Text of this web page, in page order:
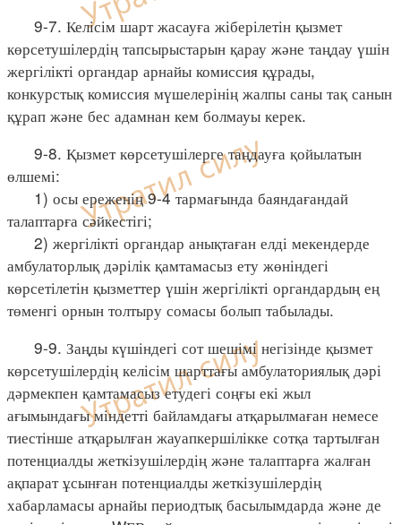
9-7. Келісім шарт жасауға жіберілетін қызмет
көрсетушілердің тапсырыстарын қарау және таңдау үшін
жергілікті органдар арнайы комиссия құрады,
конкурстық комиссия мүшелерінің жалпы саны тақ санын
құрап және бес адамнан кем болмауы керек.
9-8. Қызмет көрсетушілерге таңдауға қойылатын
өлшемі:
1) осы ереженің 9-4 тармағында баяндағандай
талаптарға сәйкестігі;
2) жергілікті органдар анықтаған елді мекендерде
амбулаторлық дәрілік қамтамасыз ету жөніндегі
көрсетілетін қызметтер үшін жергілікті органдардың ең
төменгі орнын толтыру сомасы болып табылады.
9-9. Заңды күшіндегі сот шешімі негізінде қызмет
көрсетушілердің келісім шарттағы амбулаториялық дәрі
дәрмекпен қамтамасыз етудегі соңғы екі жыл
ағымындағы міндетті байламдағы атқарылмаған немесе
тиестінше атқарылған жауапкершілікке сотқа тартылған
потенциалды жеткізушілердің және талаптарға жалған
ақпарат ұсынған потенциалды жеткізушілердің
хабарламасы арнайы периодтық басылымдарда және де